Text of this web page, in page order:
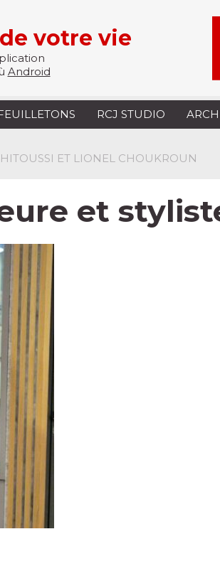
votre vie
Android
RCJ STUDIO
ET LIONEL CHOUKROUN
et